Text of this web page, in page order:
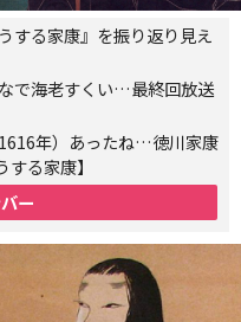
する家康』を振り返り見え
で海老すくい…最終回放送
年）あったね…徳川家康
る家康】
ー